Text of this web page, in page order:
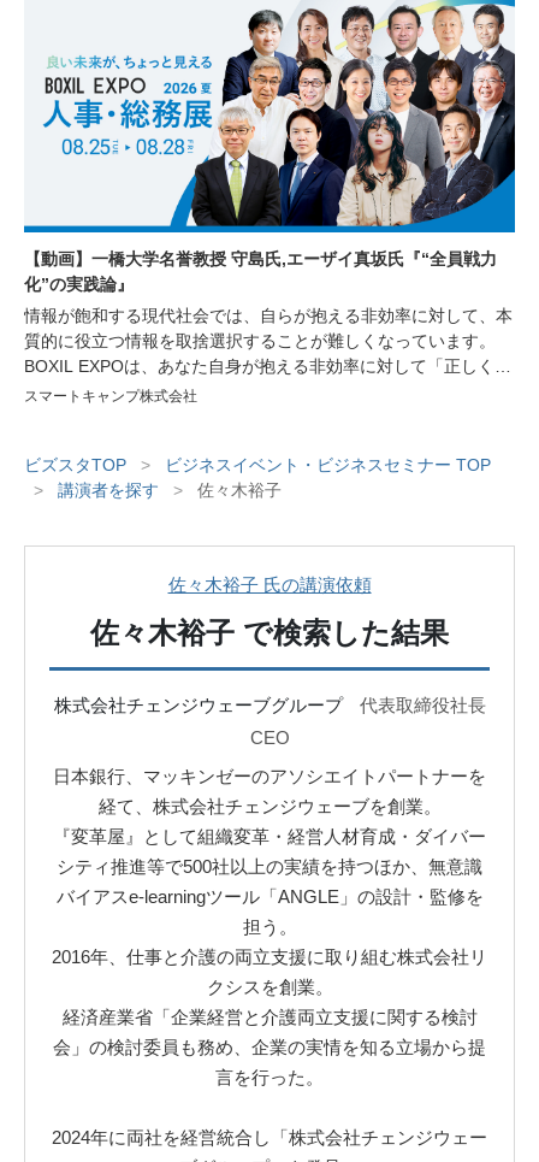
【動画】一橋大学名誉教授 守島氏,エーザイ真坂氏『“全員戦力
化”の実践論』
情報が飽和する現代社会では、自らが抱える非効率に対して、本
質的に役立つ情報を取捨選択することが難しくなっています。
BOXIL EXPOは、あなた自身が抱える非効率に対して「正しく」
「シンプル」な情報を提供し、非効率の解消や生産性の向上をサ
り、業務効率化に繋がる講演をはじめ、様々な非効率を解消する
サービスが紹介されるセミナーや、サービスを比較できる機会を
スマートキャンプ株式会社
ビズスタTOP >
ビジネスイベント・ビジネスセミナー TOP
>
講演者を探す > 佐々木裕子
佐々木裕子 氏の講演依頼
佐々木裕子 で検索した結果
株式会社チェンジウェーブグループ
代表取締役社長
CEO
日本銀行、マッキンゼーのアソシエイトパートナーを
経て、株式会社チェンジウェーブを創業。
『変革屋』として組織変革・経営人材育成・ダイバー
シティ推進等で500社以上の実績を持つほか、無意識
バイアスe-learningツール「ANGLE」の設計・監修を
担う。
2016年、仕事と介護の両立支援に取り組む株式会社リ
クシスを創業。
経済産業省「企業経営と介護両立支援に関する検討
会」の検討委員も務め、企業の実情を知る立場から提
言を行った。
2024年に両社を経営統合し「株式会社チェンジウェー